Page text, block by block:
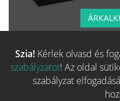
Több
Szia! Kérlek olvasd és
szabályzatot! Az oldal
szabályzat